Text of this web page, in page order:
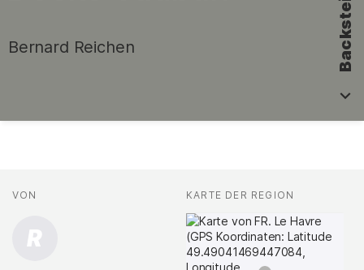
Bernard Reichen Backstein
VON
R
KARTE DER REGION